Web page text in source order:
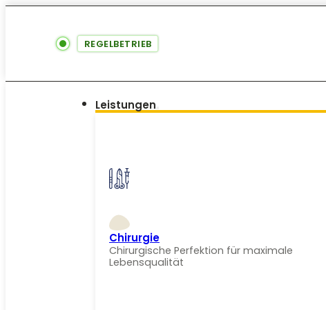
REGELBETRIEB
Leistungen
Chirurgie
Chirurgische Perfektion für maximale
Lebensqualität